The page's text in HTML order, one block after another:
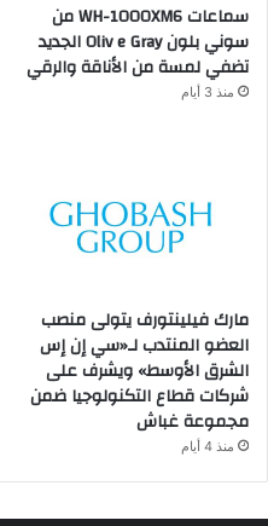
سماعات WH-1000XM6 من
سوني بلون Oliv e Gray الجديد
تضفي لمسة من الأناقة والرقي
منذ 3 أيام
مارك فيلينتورف يتولى منصب
العضو المنتدب لـ«سي إن إس
الشرق الأوسط» ويشرف على
شركات قطاع التكنولوجيا ضمن
مجموعة غباش
منذ 4 أيام